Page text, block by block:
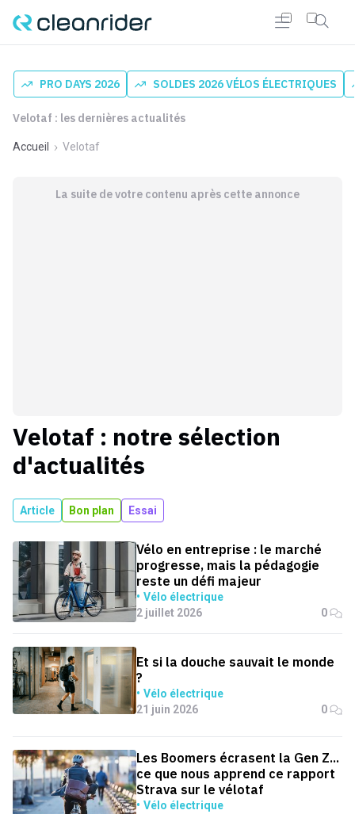
PRO DAYS 2026 SOLDES 2026 VÉLOS ÉLECTRIQUES
Velotaf : les dernières actualités
Accueil Velotaf
La suite de votre contenu après cette annonce
Velotaf : notre sélection
d'actualités
Article Bon plan Essai
Vélo en entreprise : le marché
progresse, mais la pédagogie
reste un défi majeur
Vélo électrique
2 juillet 2026
0
Et si la douche sauvait le monde
?
Vélo électrique
21 juin 2026
0
Les Boomers écrasent la Gen Z...
ce que nous apprend ce rapport
Strava sur le vélotaf
Vélo électrique